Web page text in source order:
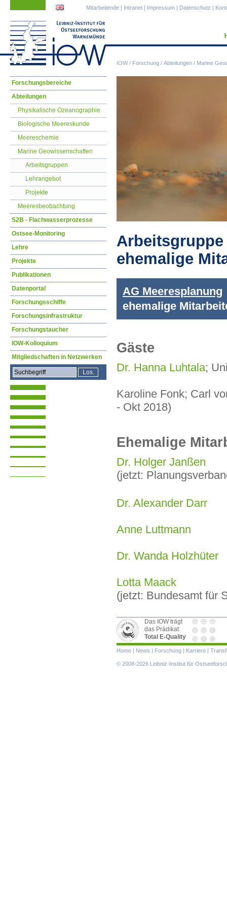
IOW/ Forschung / Abteilungen / Marine
Mitarbeitende | Intranet | Impressum | Datenschutz |
Arbeitsgruppe
ehemalige
AG Meeresplanung
ehemalige
Gäste
Dr. Hanna Luhtala;
Karoline Fonk; Carl
- Okt 2018)
Ehemalige
Dr. Holger Janßen
(jetzt:
Dr. Alexander Darr
Anne Luttmann
Dr. Wanda Holzhüter
Lotta Maack
(jetzt: Bundesamt für
Navigation
überspringen
Forschungsbereiche
Abteilungen
Physikalische Ozeanographie
Biologische Meereskunde
Meereschemie
Marine Geowissenschaften
Arbeitsgruppen
Lehrangebot
Projekte
Meeresbeobachtung
S2B - Flachwasserprozesse
Ostsee-Monitoring
Lehre
Projekte
Publikationen
Datenportal
Forschungsschiffe
Forschungsinfrastruktur
Forschungstaucher
IOW-Kolloquium
Mitgliedschaften in Netzwerken
Das IOW trägt
das Prädikat
Total E-Quality
Navigation
überspringen
Home | News | Forschung | Karriere |
© 2008-2026 Leibniz-Institut für